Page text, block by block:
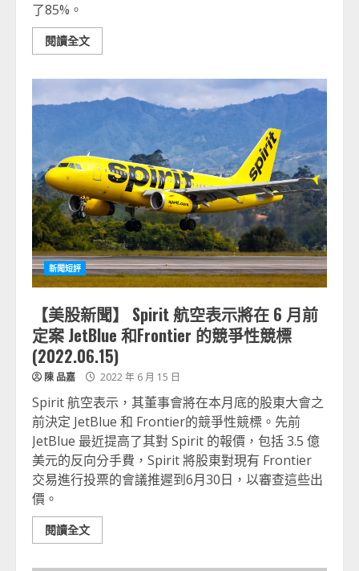
了85%。
閱讀全文
新聞短評
【美股新聞】 Spirit 航空表示將在 6 月前
定案 JetBlue 和Frontier 的競爭性競標
(2022.06.15)
陳 品嘉 2022 年 6 月 15 日
Spirit 航空表示，其董事會將在本月底的股東大會之
前決定 JetBlue 和 Frontier的競爭性競標。先前
JetBlue 最近提高了其對 Spirit 的報價，包括 3.5 億
美元的反向分手費，Spirit 將股東對現有 Frontier
交易進行投票的會議推遲到6月30日，以審查這些出
價。
閱讀全文